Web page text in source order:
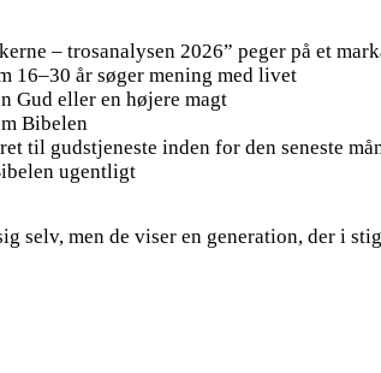
– trosanalysen 2026” peger på et
16–30 år søger mening med livet
Gud eller en højere magt
Bibelen
til gudstjeneste inden for den seneste
ugentligt
selv, men de viser en generation, der i